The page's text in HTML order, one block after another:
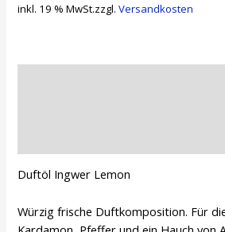
inkl. 19 % MwSt.zzgl.Versandkosten
Duftöl Ingwer Lemon
Würzig frische Duftkomposition. Für